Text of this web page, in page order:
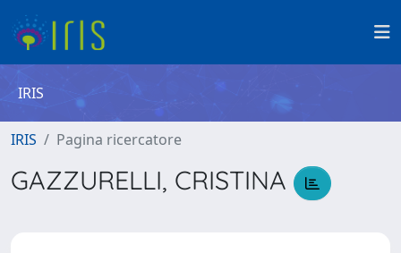
IRIS
IRIS Pagina ricercatore
GAZZURELLI, CRISTINA